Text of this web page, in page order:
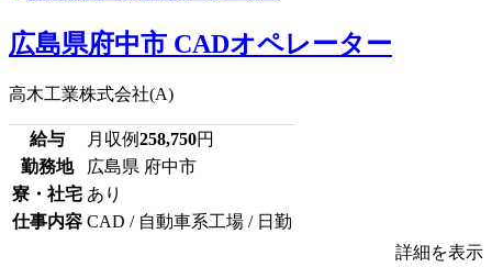
広島県府中市 CADオペレーター
高木工業株式会社(A)
給与 月収例258,750円
勤務地
広島県 府中市
寮・社宅 あり
仕事内容 CAD / 自動車系工場 / 日勤
詳細を表示